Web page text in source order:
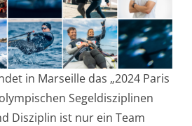
in Marseille das „2024 Paris
Segeldisziplinen
Disziplin ist nur ein Team